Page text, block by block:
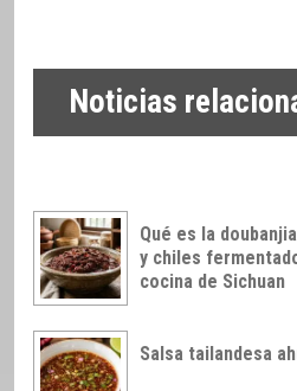
Noticias
Qué es la
y chiles
cocina de Sichuan
Salsa tailandesa